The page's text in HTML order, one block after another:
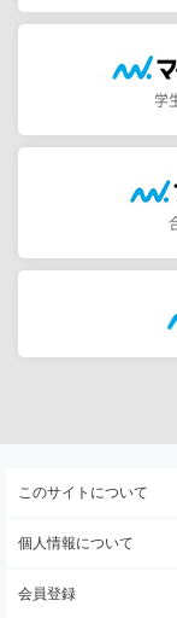
学
このサイトについて
個人情報について
会員登録